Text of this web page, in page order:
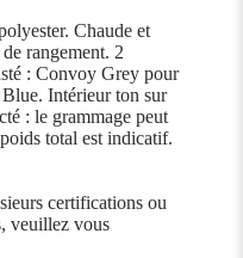
Chaude et
rangement. 2
: Convoy Grey pour
Intérieur ton sur
: le grammage peut
total est indicatif.
certifications ou
veuillez vous